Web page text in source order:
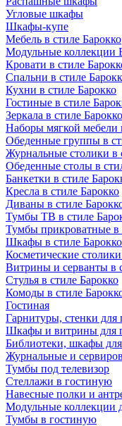
Угловые шкафы
Шкафы-купе
Мебель в стиле Барокко
Модульные коллекции
Кровати в стиле
Спальни в стиле
Кухни в стиле Барокко
Гостиные в стиле
Зеркала в стиле Барокко
Наборы мягкой мебели
Обеденные группы в
Журнальные столики в
Обеденные столы в
Банкетки в стиле
Кресла в стиле Барокко
Диваны в стиле
Тумбы ТВ в стиле
Тумбы прикроватные в
Шкафы в стиле Барокко
Косметические
Витрины и серванты в
Стулья в стиле Барокко
Комоды в стиле
Гостиная
Гарнитуры, стенки для
Шкафы и витрины для
Библиотеки, шкафы
Журнальные и
Тумбы под телевизор
Стеллажи в гостиную
Навесные полки и
Модульные коллекции
Тумбы в гостиную